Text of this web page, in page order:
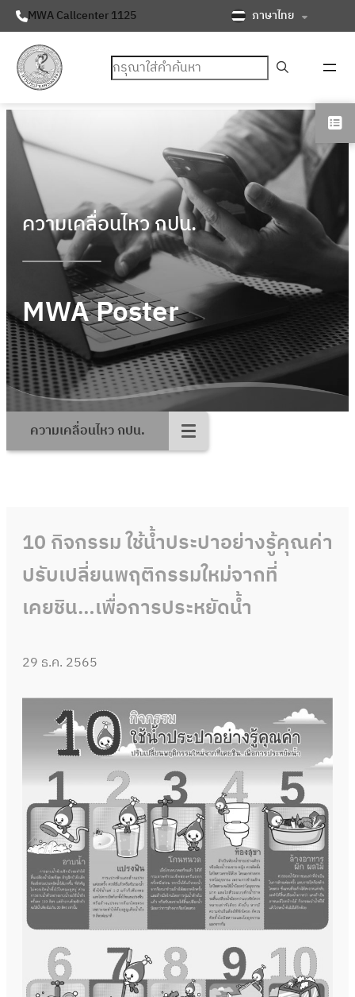
MWA Callcenter 1125 ภาษาไทย
ค้นหา
ความเคลื่อนไหว กปน.
MWA Poster
ความเคลื่อนไหว กปน.
10 กิจกรรม ใช้น้ำประปาอย่างรู้คุณค่า
ปรับเปลี่ยนพฤติกรรมใหม่จากที่
เคยชิน…เพื่อการประหยัดน้ำ
29 ธ.ค. 2565